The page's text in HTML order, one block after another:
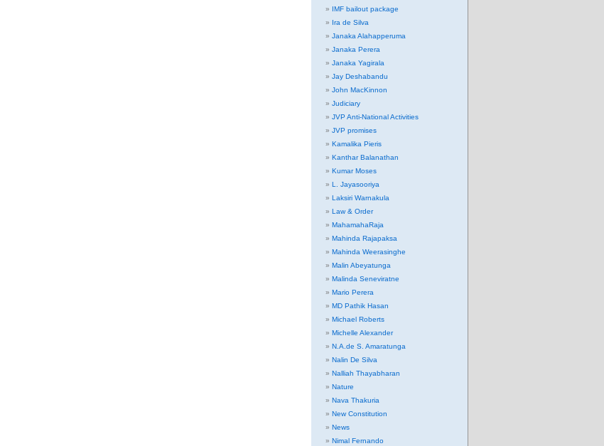
IMF bailout package
Ira de Silva
Janaka Alahapperuma
Janaka Perera
Janaka Yagirala
Jay Deshabandu
John MacKinnon
Judiciary
JVP Anti-National Activities
JVP promises
Kamalika Pieris
Kanthar Balanathan
Kumar Moses
L. Jayasooriya
Laksiri Warnakula
Law & Order
MahamahaRaja
Mahinda Rajapaksa
Mahinda Weerasinghe
Malin Abeyatunga
Malinda Seneviratne
Mario Perera
MD Pathik Hasan
Michael Roberts
Michelle Alexander
N.A.de S. Amaratunga
Nalin De Silva
Nalliah Thayabharan
Nature
Nava Thakuria
New Constitution
News
Nimal Fernando